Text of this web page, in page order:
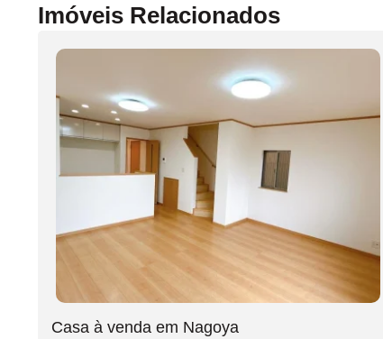
Imóveis Relacionados
Casa à venda em Nagoya